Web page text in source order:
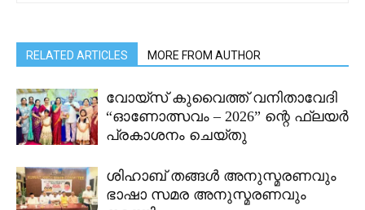
RELATED ARTICLES MORE FROM AUTHOR
വോയ്സ് കുവൈത്ത് വനിതാവേദി
“ഓണോത്സവം – 2026” ന്റെ ഫ്ലയർ
പ്രകാശനം ചെയ്തു
ശിഹാബ് തങ്ങൾ അനുസ്മരണവും
ഭാഷാ സമര അനുസ്മരണവും